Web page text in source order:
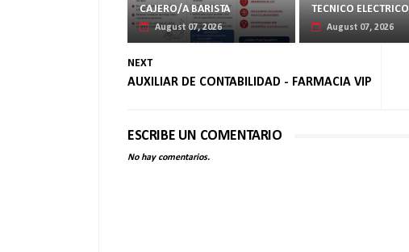
CAJERO/A BARISTA
August 07, 2026
TECNICO ELECTRICO
August 07, 2026
NEXT
AUXILIAR DE CONTABILIDAD - FARMACIA VIP
ESCRIBE UN COMENTARIO
No hay comentarios.